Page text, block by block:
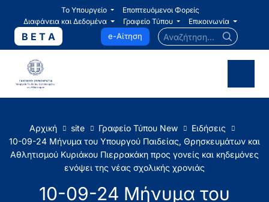
Το Υπουργείο
Εποπτευόμενοι Φορείς
Διαφάνεια και Δεδομένα
Γραφείο Τύπου Επικοινωνία
B E T A e-Αίτηση Αναζήτηση...
Αρχική site Γραφείο Τύπου New
Ειδήσεις
10-09-24 Μήνυμα του Υπουργού Παιδείας, Θρησκευμάτων και
Αθλητισμού Κυριάκου Πιερρακάκη προς γονείς και κηδεμόνες
ενόψει της νέας σχολικής χρονιάς
10-09-24 Μήνυμα του